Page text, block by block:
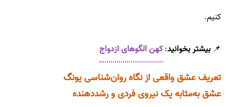
کنیم.
📌 بیشتر بخوانید:کهن الگوهای ازدواج
تعریف عشق واقعی از نگاه روان‌شناسی یونگ
عشق به‌مثابه یک نیروی فردی و رشددهنده